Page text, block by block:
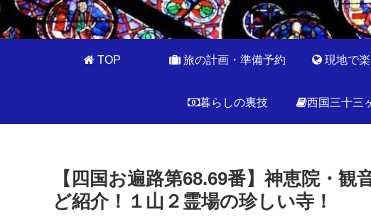
TOP 旅の計画・準備予約 現地で
暮らしの裏技 西国三十三
【四国お遍路第68.69番】神恵院・
ど紹介！１山２霊場の珍しい寺！